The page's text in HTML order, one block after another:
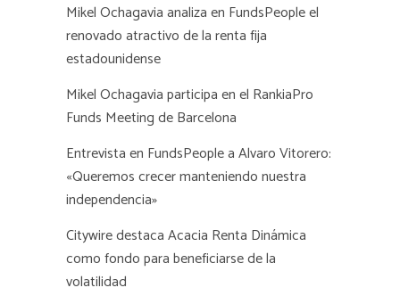
Mikel Ochagavia analiza en FundsPeople el
renovado atractivo de la renta fija
estadounidense
Mikel Ochagavia participa en el RankiaPro
Funds Meeting de Barcelona
Entrevista en FundsPeople a Alvaro Vitorero:
«Queremos crecer manteniendo nuestra
independencia»
Citywire destaca Acacia Renta Dinámica
como fondo para beneficiarse de la
volatilidad